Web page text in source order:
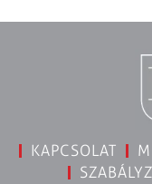
KAPCSOLAT